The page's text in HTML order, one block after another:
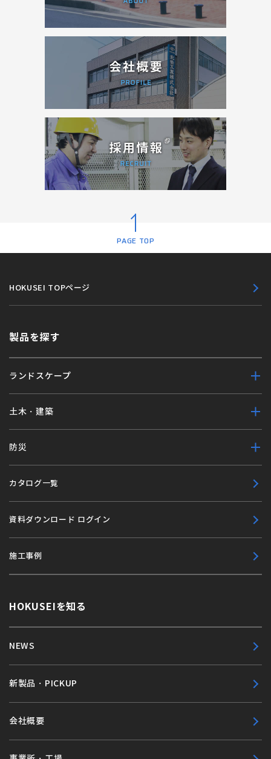
PAGE TOP
HOKUSEI TOPページ
製品を探す
ランドスケープ
土木・建築
防災
カタログ一覧
資料ダウンロード ログイン
施工事例
HOKUSEIを知る
NEWS
新製品・PICKUP
会社概要